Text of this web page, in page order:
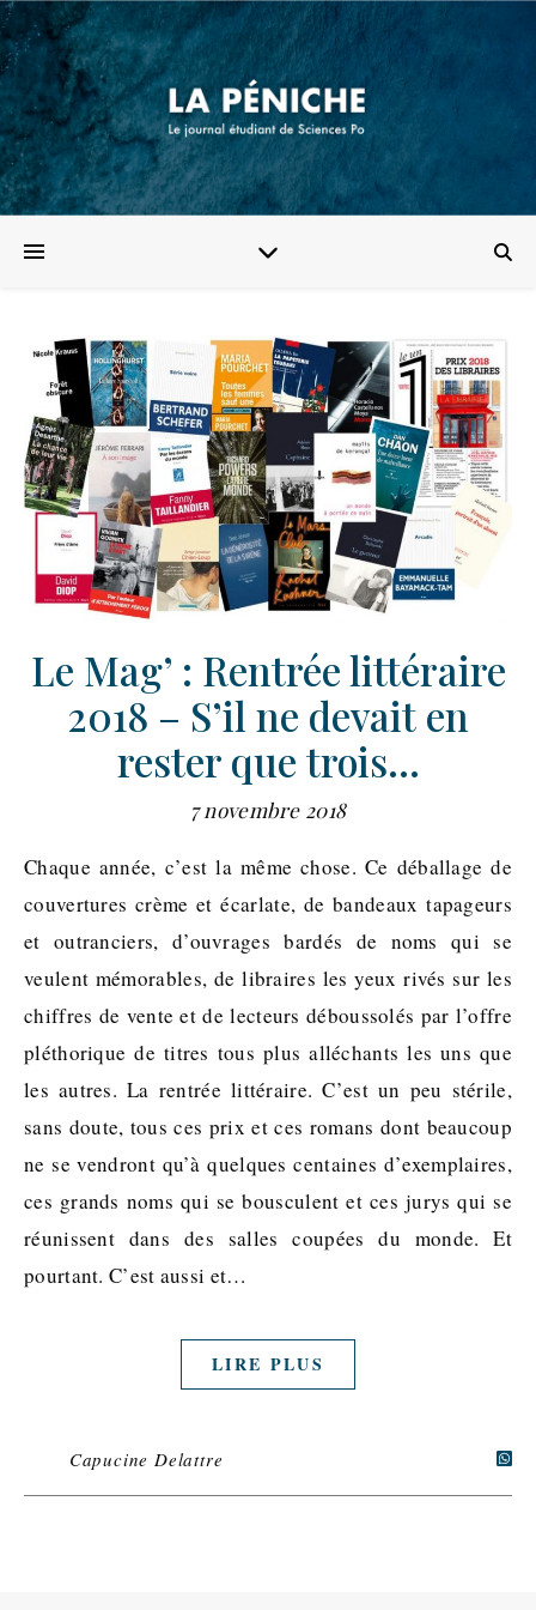
Le Mag’ : Rentrée littéraire
2018 – S’il ne devait en
rester que trois…
7 novembre 2018
Chaque année, c’est la même chose. Ce déballage de
couvertures crème et écarlate, de bandeaux tapageurs
et outranciers, d’ouvrages bardés de noms qui se
veulent mémorables, de libraires les yeux rivés sur les
chiffres de vente et de lecteurs déboussolés par l’offre
pléthorique de titres tous plus alléchants les uns que
les autres. La rentrée littéraire. C’est un peu stérile,
sans doute, tous ces prix et ces romans dont beaucoup
ne se vendront qu’à quelques centaines d’exemplaires,
ces grands noms qui se bousculent et ces jurys qui se
réunissent dans des salles coupées du monde. Et
pourtant. C’est aussi et…
LIRE PLUS
Capucine Delattre